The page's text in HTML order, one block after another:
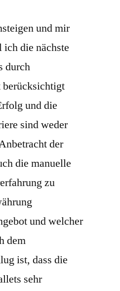
und mir
die nächste
durch
berücksichtigt
und die
sind weder
der
die manuelle
zu
und welcher
dem
ist, dass die
sehr